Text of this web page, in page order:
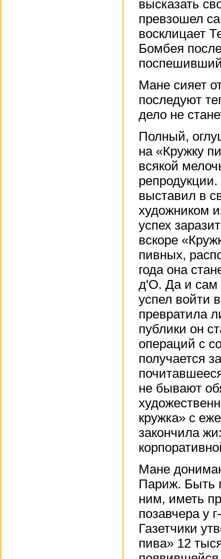
высказать
превзошел
восклицает
Бомбея
поспешивший
Мане сияет
последуют
дело не
Полный,
на «Кружку
всякой
выставил в
художником
успех
вскоре
пивных,
года она
д'О. Да и сам
успел войти
превратила
публики он
операций с
получается
не бывают
кружка» с
закончила
Мане
Париж. Быть
ним, иметь
позавчера у
Газетчики
пива» 12